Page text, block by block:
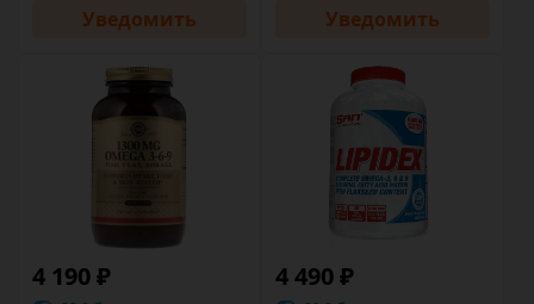
Уведомить Уведомить
4 190 ₽ 4 490 ₽